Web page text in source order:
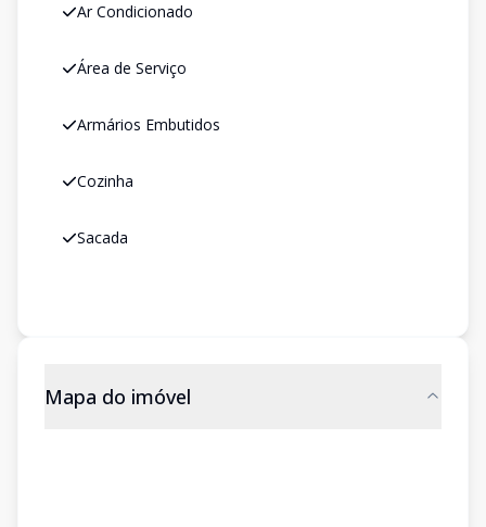
Ar Condicionado
Área de Serviço
Armários Embutidos
Cozinha
Sacada
Mapa do imóvel